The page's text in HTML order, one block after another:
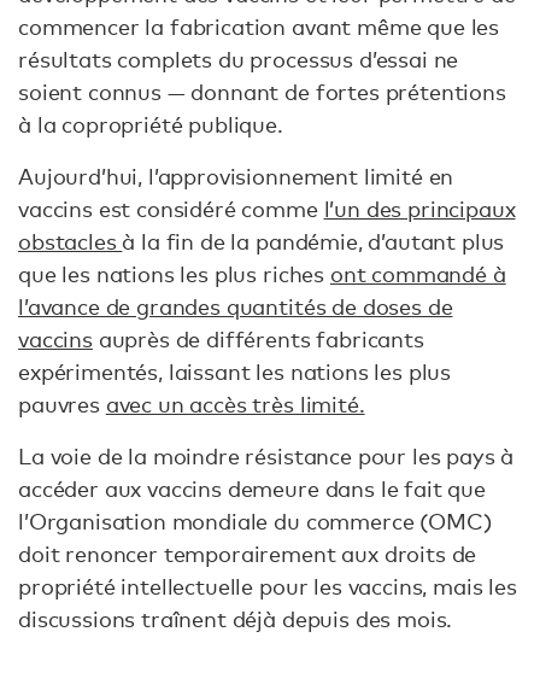
commencer la fabrication avant même que les
résultats complets du processus d’essai ne
soient connus — donnant de fortes prétentions
à la copropriété publique.
Aujourd’hui, l’approvisionnement limité en
vaccins est considéré comme l’un des principaux
obstacles à la fin de la pandémie, d’autant plus
que les nations les plus riches ont commandé à
l’avance de grandes quantités de doses de
vaccinsauprès de différents fabricants
expérimentés, laissant les nations les plus
pauvres avec un accès très limité.
La voie de la moindre résistance pour les pays à
accéder aux vaccins demeure dans le fait que
l’Organisation mondiale du commerce (OMC)
doit renoncer temporairement aux droits de
propriété intellectuelle pour les vaccins, mais les
discussions traînent déjà depuis des mois.